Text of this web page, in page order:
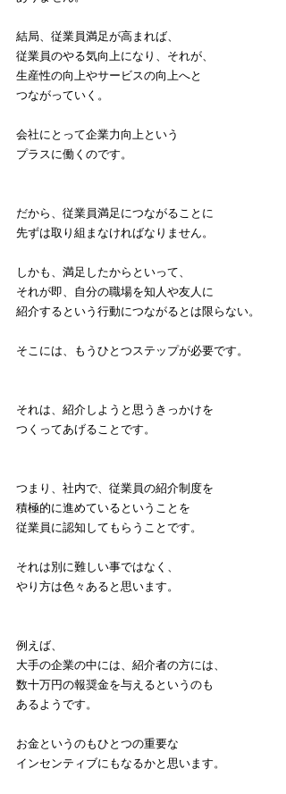
結局、従業員満足が高まれば、
従業員のやる気向上になり、それが、
生産性の向上やサービスの向上へと
つながっていく。
会社にとって企業力向上という
プラスに働くのです。
だから、従業員満足につながることに
先ずは取り組まなければなりません。
しかも、満足したからといって、
それが即、自分の職場を知人や友人に
紹介するという行動につながるとは限らない。
そこには、もうひとつステップが必要です。
それは、紹介しようと思うきっかけを
つくってあげることです。
つまり、社内で、従業員の紹介制度を
積極的に進めているということを
従業員に認知してもらうことです。
それは別に難しい事ではなく、
やり方は色々あると思います。
例えば、
大手の企業の中には、紹介者の方には、
数十万円の報奨金を与えるというのも
あるようです。
お金というのもひとつの重要な
インセンティブにもなるかと思います。